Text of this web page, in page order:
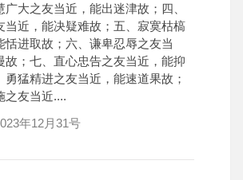
大之友当近，能出迷津故；四、
当近，能决疑难故；五、寂寞枯槁
恬进取故；六、谦卑忍辱之友当
故；七、直心忠告之友当近，能抑
勇猛精进之友当近，能速道果故；
之友当近....
年12月31号